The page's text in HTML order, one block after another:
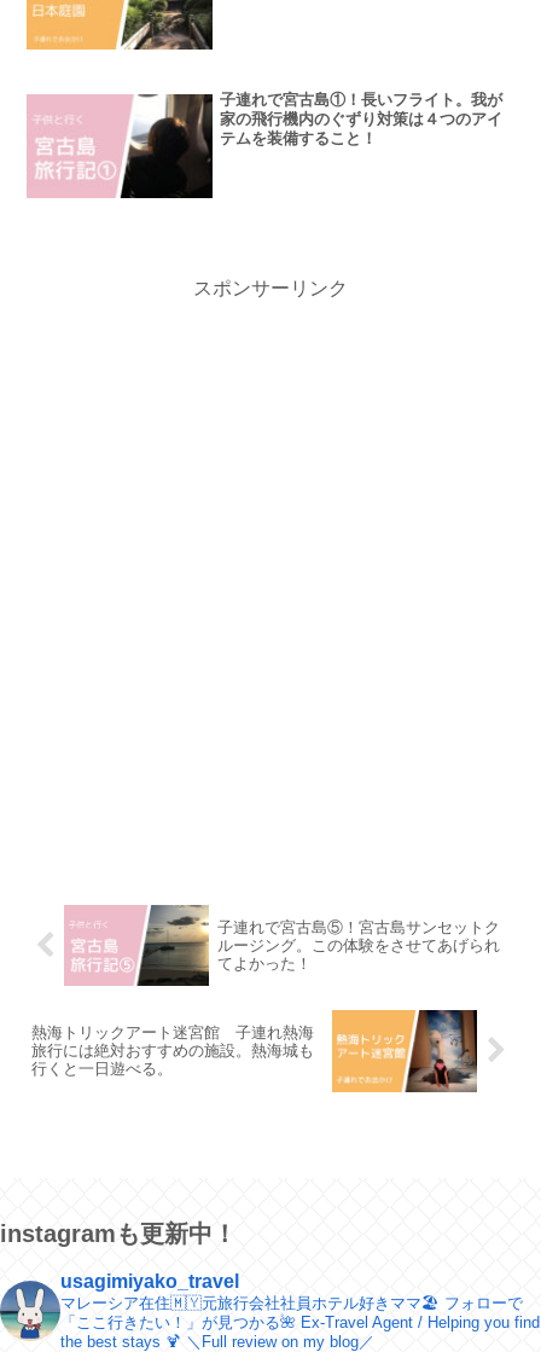
子連れで宮古島①！長いフライト。我が
家の飛行機内のぐずり対策は４つのアイ
テムを装備すること！
スポンサーリンク
子連れで宮古島⑤！宮古島サンセットク
ルージング。この体験をさせてあげられ
てよかった！
熱海トリックアート迷宮館 子連れ熱海
旅行には絶対おすすめの施設。熱海城も
行くと一日遊べる。
instagramも更新中！
usagimiyako_travel
マレーシア在住🇲🇾元旅行会社社員ホテル好きママ🏖 フォローで
「ここ行きたい！」が見つかる🌺 Ex-Travel Agent / Helping you find
the best stays 🍹 ＼​Full review on my blog／